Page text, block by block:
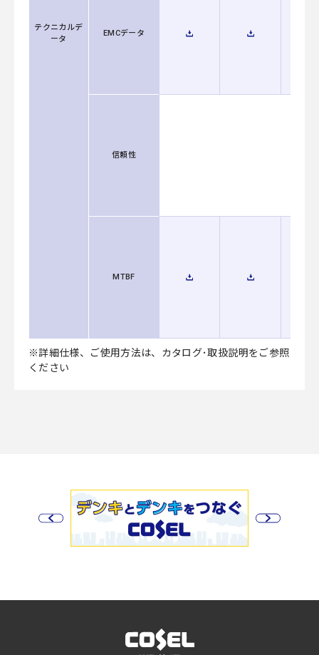
テクニカルデ
ータ
EMCデータ
信頼性
MTBF
※詳細仕様、ご使用方法は、カタログ･取扱説明をご参照
ください